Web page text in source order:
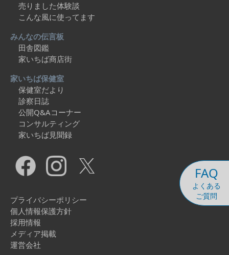
FAQ
よくある
ご質問
売りました体験談
こんな風に使ってます
みんなの伝言板
田舎図鑑
家いちば商店街
家いちば保健室
保健室だより
診察日誌
公開Q&Aコーナー
コンサルティング
家いちば見聞録
プライバシーポリシー
個人情報保護方針
採用情報
メディア掲載
運営会社